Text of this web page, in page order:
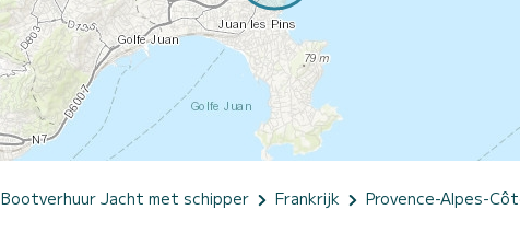
Bootverhuur Jacht met schipper Frankrijk
Provence-Alpes-